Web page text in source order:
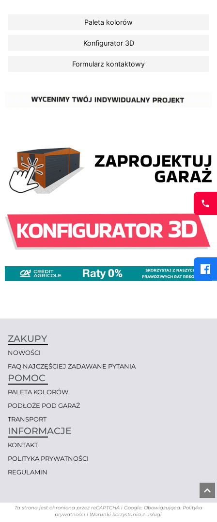
Paleta kolorów
Konfigurator 3D
Formularz kontaktowy
ZAKUPY
NOWOŚCI
FAQ NAJCZĘŚCIEJ ZADAWANE PYTANIA
POMOC
PALETA KOLORÓW
PODŁOŻE POD GARAŻ
TRANSPORT
INFORMACJE
KONTAKT
POLITYKA PRYWATNOŚCI
REGULAMIN
Ta strona jest chroniona przez reCAPTCHA i Google. Obowiązująca: Polityka
prywatności i Warunki korzystania z usługi.